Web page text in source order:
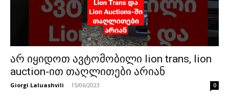
არ იყიდოთ ავტომობილი lion trans, lion
auction-ით თაღლითები არიან
Giorgi Laluashvili - 15/06/2023 0